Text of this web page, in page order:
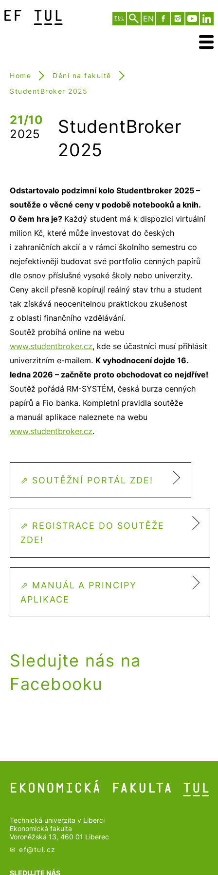
EN
Home
Dění na fakultě
StudentBroker 2025
21/10
2025
StudentBroker
2025
Odstartovalo podzimní kolo Studentbroker 2025 –
soutěže o věcné ceny v podobě notebooků a knih.
O čem hra je? Každý student má k dispozici virtuální
milion Kč, které může investovat do českých
i zahraničních akcií a v rámci školního semestru co
nejefektivněji budovat své portfolio cenných papírů
dle osnov příslušné vysoké školy nebo univerzity.
Ceny akcií přesně kopírují reálný stav trhu a student
tak získává neocenitelnou praktickou zkušenost
z oblasti finančního vzdělávání.
Soutěž probíhá online na webu
www.studentbroker.cz, kde se účastníci musí přihlásit
univerzitním e-mailem. K vyhodnocení dojde 16.
ledna 2026 – začněte proto obchodovat co nejdříve!
Soutěž pořádá RM-SYSTÉM, česká burza cenných
papírů a Fio banka. Kompletní pravidla soutěže
a manuál aplikace naleznete na webu
www.studentbroker.cz.
⇗ SOUTĚŽNÍ PORTÁL ZDE!
⇗ REGISTRACE DO SOUTĚŽE
ZDE!
⇗ MANUÁL A PRINCIPY
APLIKACE
Sledujte nás na
Facebooku
Technická univerzita v Liberci
Ekonomická fakulta
Voroněžská 13, 460 01 Liberec
✉ ef@tul.cz
SLEDUJTE NÁS